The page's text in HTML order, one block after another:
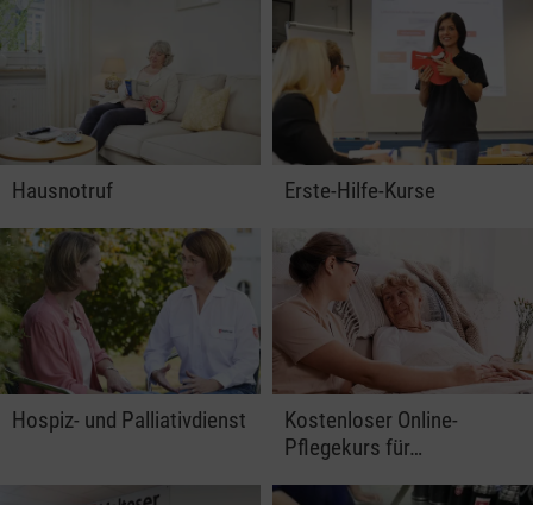
Hausnotruf Erste-Hilfe-Kurse
Hospiz- und Palliativdienst
Kostenloser Online-
Pflegekurs für…